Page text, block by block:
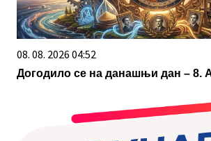
08. 08. 2026 04:52
Догодило се на данашњи дан – 8.